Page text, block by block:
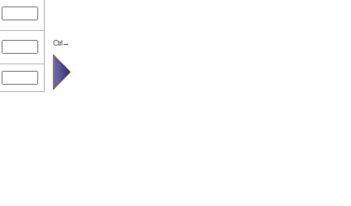
Ctrl→